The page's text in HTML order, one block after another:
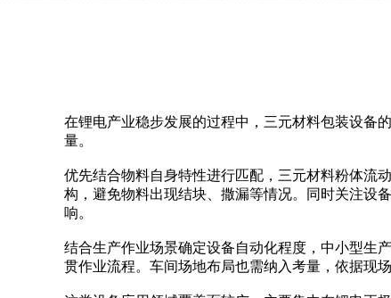
在锂电产业稳步发展的过程中，三元材料包装设备
量。
优先结合物料自身特性进行匹配，三元材料粉体流
构，避免物料出现结块、撒漏等情况。同时关注设
响。
结合生产作业场景确定设备自动化程度，中小型生
贯作业流程。车间场地布局也需纳入考量，依据现